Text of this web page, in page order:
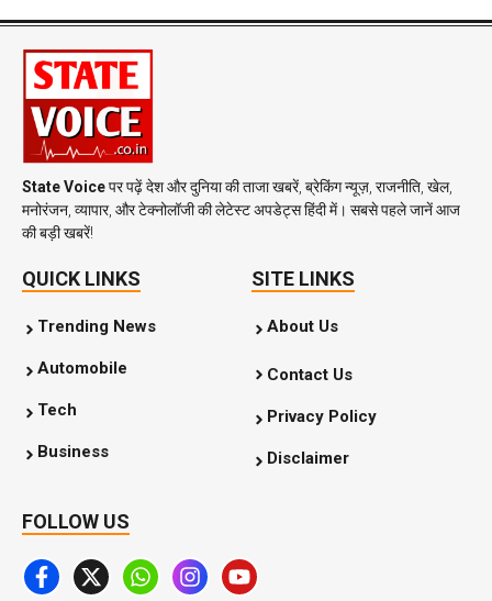
State Voiceपर पढ़ें देश और दुनिया की ताजा खबरें, ब्रेकिंग न्यूज़, राजनीति, खेल,
मनोरंजन, व्यापार, और टेक्नोलॉजी की लेटेस्ट अपडेट्स हिंदी में। सबसे पहले जानें आज
की बड़ी खबरें!
QUICK LINKS
Trending News
Automobile
Tech
Business
SITE LINKS
About Us
Contact Us
Privacy Policy
Disclaimer
FOLLOW US